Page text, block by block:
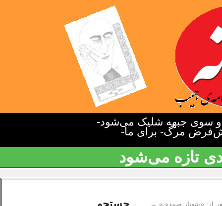
سوی جبهه شلیک می‌شود-
مرگ- برای ما-
تازه می‌شود
از: «شهناز صمدی» →